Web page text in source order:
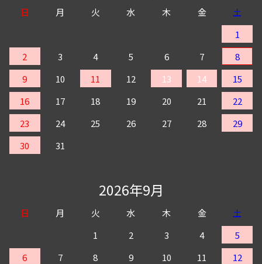
日 月 火 水 木 金
土
1
2
3 4 5 6 7
8
9
10 11 12 13 14
15
16
17 18 19 20 21
22
23
24 25 26 27 28
29
30
31
2026年9月
日 月 火 水 木 金
土
1
2 3 4
5
6
7 8 9 10 11
12